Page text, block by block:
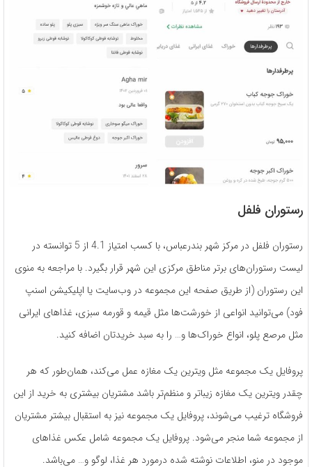
رستوران فلفل
رستوران فلفل در مرکز شهر بندرعباس، با کسب امتیاز 4.1 از 5 توانسته در
لیست رستوران‌های برتر مناطق مرکزی این شهر قرار بگیرد. با مراجعه به منوی
این رستوران (از طریق صفحه این مجموعه در وب‌سایت یا اپلیکیشن اسنپ
فود) می‌توانید انواعی از خورشت‌ها مثل قیمه و قورمه سبزی، غذاهای ایرانی
مثل مرصع پلو، انواع خوراک‌ها و… را به سبد خریدتان اضافه کنید.
پروفایل یک مجموعه مثل ویترین یک مغازه عمل می‌کند، همان‌طور که هر
چقدر ویترین یک مغازه زیبا‌تر و منظم‌تر باشد مشتریان بیشتری به خرید از این
فروشگاه ترغیب می‌شوند، پروفایل یک مجموعه نیز به استقبال بیشتر مشتریان
از مجموعه شما منجر می‌شود. پروفایل یک مجموعه شامل عکس غذاهای
موجود در منو، اطلاعات نوشته شده درمورد هر غذا، لوگو و… می‌باشد.